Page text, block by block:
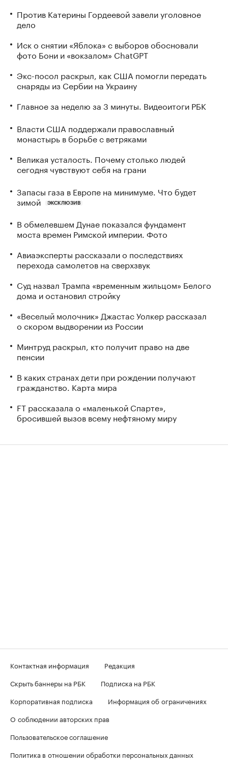
Против Катерины Гордеевой завели уголовное
дело
Иск о снятии «Яблока» с выборов обосновали
фото Бони и «вокзалом» ChatGPT
Экс-посол раскрыл, как США помогли передать
снаряды из Сербии на Украину
Главное за неделю за 3 минуты. Видеоитоги РБК
Власти США поддержали православный
монастырь в борьбе с ветряками
Великая усталость. Почему столько людей
сегодня чувствуют себя на грани
Запасы газа в Европе на минимуме. Что будет
зимой
ЭКСКЛЮЗИВ
В обмелевшем Дунае показался фундамент
моста времен Римской империи. Фото
Авиаэксперты рассказали о последствиях
перехода самолетов на сверхзвук
Суд назвал Трампа «временным жильцом» Белого
дома и остановил стройку
«Веселый молочник» Джастас Уолкер рассказал
о скором выдворении из России
Минтруд раскрыл, кто получит право на две
пенсии
В каких странах дети при рождении получают
гражданство. Карта мира
FT рассказала о «маленькой Спарте»,
бросившей вызов всему нефтяному миру
Контактная информация
Редакция
Скрыть баннеры на РБК
Подписка на РБК
Корпоративная подписка
Информация об ограничениях
О соблюдении авторских прав
Пользовательское соглашение
Политика в отношении обработки персональных данных